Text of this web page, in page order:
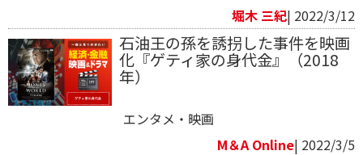
堀木 三紀| 2022/3/12
石油王の孫を誘拐した事件を映画
化『ゲティ家の身代金』（2018
年）
エンタメ・映画
M＆A Online| 2022/3/5